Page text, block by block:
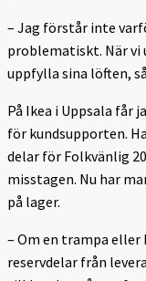
– Jag förstår inte
problematiskt. När
uppfylla sina löften,
På Ikea i Uppsala får
för kundsupporten.
delar för Folkvänlig
misstagen. Nu har
på lager.
– Om en trampa
reservdelar från